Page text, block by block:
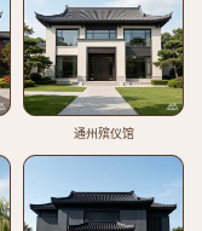
通州殡仪馆